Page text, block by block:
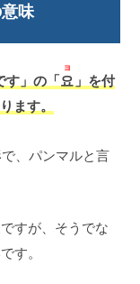
味
す」の「요
ヨ
」を付
ます。
、パンマルと言
すが、そうでな
す。